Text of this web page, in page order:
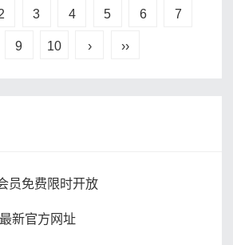
3 4 5 6 7
9 10 › ››
员免费限时开放
新官方网址